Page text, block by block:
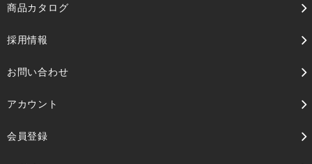
商品カタログ
採用情報
お問い合わせ
アカウント
会員登録